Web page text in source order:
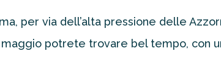
per via dell’alta pressione delle
potrete trovare bel tempo, con